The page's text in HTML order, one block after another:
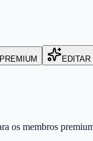
os membros